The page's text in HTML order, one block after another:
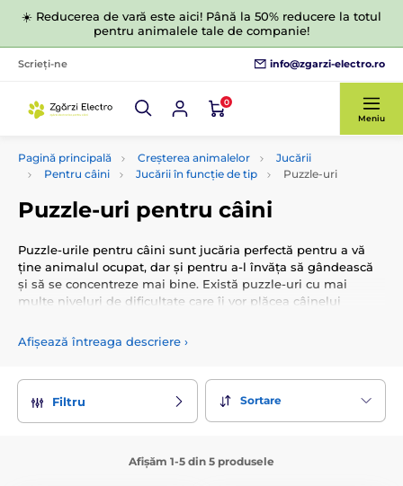
☀️ Reducerea de vară este aici! Până la 50% reducere la totul
pentru animalele tale de companie!
Scrieți-ne info@zgarzi-electro.ro
0
Meniu
Pagină principală Creșterea animalelor
Jucării
Pentru câini
Jucării în funcție de tip Puzzle-uri
Puzzle-uri pentru câini
Puzzle-urile pentru câini sunt jucăria perfectă pentru a vă
ține animalul ocupat, dar și pentru a-l învăța să gândească
și să se concentreze mai bine. Există puzzle-uri cu mai
multe niveluri de dificultate care îi vor plăcea câinelui
Afișează întreaga descriere ›
Filtru Sortare
Afișăm 1-5 din 5 produsele